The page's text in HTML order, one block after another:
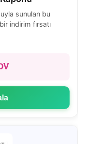
sunulan bu
indirim fırsatı